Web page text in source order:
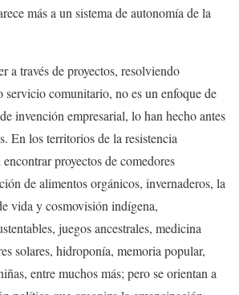
más a un sistema de autonomía de la
a través de proyectos, resolviendo
servicio comunitario, no es un enfoque de
invención empresarial, lo han hecho antes
En los territorios de la resistencia
proyectos de comedores
de alimentos orgánicos, invernaderos, la
vida y cosmovisión indígena,
juegos ancestrales, medicina
solares, hidroponía, memoria popular,
entre muchos más; pero se orientan a